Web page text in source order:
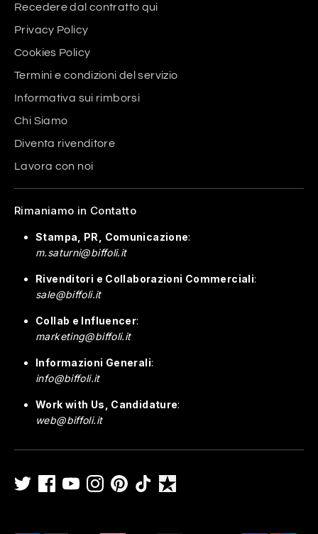
Recedere dal contratto qui
Privacy Policy
Cookies Policy
Termini e condizioni del servizio
Informativa sui rimborsi
Chi Siamo
Diventa rivenditore
Lavora con noi
Rimaniamo in Contatto
Stampa, PR, Comunicazione:
m.saturni@biffoli.it
Rivenditori e Collaborazioni Commerciali:
sale@biffoli.it
Collab e Influencer:
marketing@biffoli.it
Informazioni Generali:
info@biffoli.it
Work with Us, Candidature:
web@biffoli.it